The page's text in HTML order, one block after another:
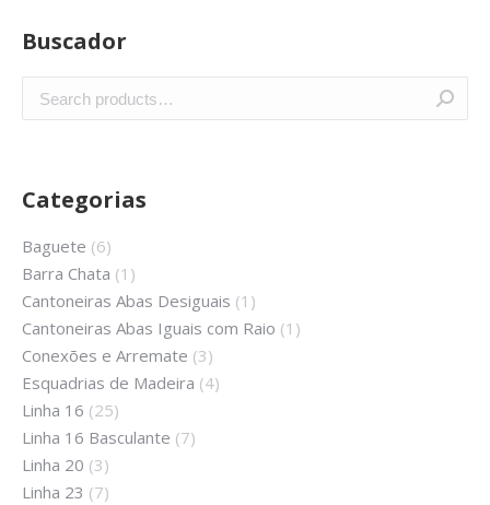
Buscador
Categorias
Baguete (6)
Barra Chata (1)
Cantoneiras Abas Desiguais (1)
Cantoneiras Abas Iguais com Raio (1)
Conexões e Arremate (3)
Esquadrias de Madeira (4)
Linha 16 (25)
Linha 16 Basculante (7)
Linha 20 (3)
Linha 23 (7)